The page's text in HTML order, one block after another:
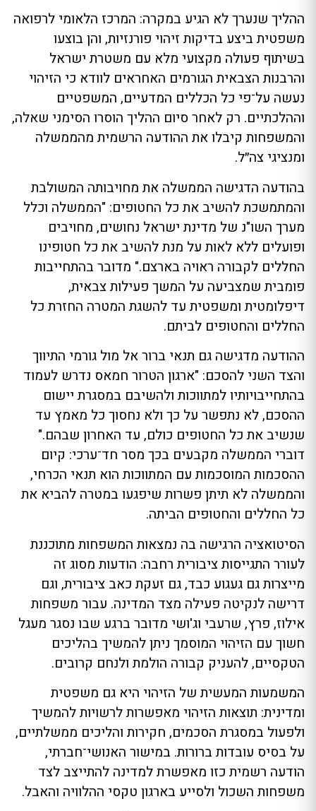
ההליך שנערך לא הגיע במקרה: המרכז הלאומי לרפואה
משפטית ביצע בדיקות זיהוי פורנזיות, והן בוצעו
בשיתוף פעולה מקצועי מלא עם משטרת ישראל
והרבנות הצבאית הגורמים האחראים לוודא כי הזיהוי
נעשה על־פי כל הכללים המדעיים, המשפטיים
וההלכתיים. רק לאחר סיום ההליך הוסרו הסימני שאלה,
והמשפחות קיבלו את ההודעה הרשמית מהממשלה
ומנציגי צה״ל.
בהודעה הדגישה הממשלה את מחויבותה המשולבת
והמתמשכת להשיב את כל החטופים: "הממשלה וכלל
מערך השו"נ של מדינת ישראל נחושים, מחויבים
ופועלים ללא לאות על מנת להשיב את כל חטופינו
החללים לקבורה ראויה בארצם." מדובר בהתחייבות
פומבית שמצביעה על המשך פעילות צבאית,
דיפלומטית ומשפטית עד להשגת המטרה החזרת כל
החללים והחטופים לביתם.
ההודעה מדגישה גם תנאי ברור אל מול גורמי התיווך
והצד השני להסכם: "ארגון הטרור חמאס נדרש לעמוד
בהתחייבויותיו למתווכות ולהשיבם במסגרת יישום
ההסכם, לא נתפשר על כך ולא נחסוך כל מאמץ עד
שנשיב את כל החטופים כולם, עד האחרון שבהם."
דוברי הממשלה מקבעים בכך מסר חד־ערכי: קיום
ההסכמות המוסכמות עם המתווכות הוא תנאי הכרחי,
והממשלה לא תיתן פשרות שיפגעו במטרה להביא את
כל החללים והחטופים הביתה.
הסיטואציה הרגישה בה נמצאות המשפחות מתוכננת
לעורר התגייסות ציבורית רחבה: הודעות מסוג זה
מייצרות גם געגוע כבד, גם זעקת כאב ציבורית, וגם
דרישה לנקיטה פעילה מצד המדינה. עבור משפחות
אילוז, פרץ, שרעבי וג'ושי מדובר ברגע שבו נסגר מעגל
חשוך עם הזיהוי המוסמך ניתן להמשיך בהליכים
הטקסיים, להעניק קבורה הולמת ולנחם קרובים.
המשמעות המעשית של הזיהוי היא גם משפטית
ומדינית: תוצאות הזיהוי מאפשרות לרשויות להמשיך
ולפעול במסגרת הסכמים, חקירות והליכים ממשלתיים,
על בסיס עובדות ברורות. במישור האנושי־חברתי,
הודעה רשמית כזו מאפשרת למדינה להתייצב לצד
משפחות השכול ולסייע בארגון טקסי ההלוויה והאבל.